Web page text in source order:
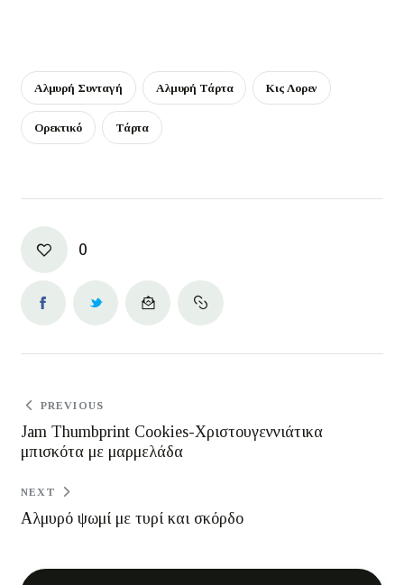
Αλμυρή Συνταγή Αλμυρή Τάρτα Κις Λορεν
Ορεκτικό Τάρτα
0
PREVIOUS
Jam Thumbprint Cookies-Χριστουγεννιάτικα
μπισκότα με μαρμελάδα
NEXT
Αλμυρό ψωμί με τυρί και σκόρδο